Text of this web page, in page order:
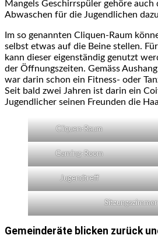
Mangels Geschirrspüler gehöre auch
Abwaschen für die Jugendlichen
Im so genannten Cliquen-Raum
selbst etwas auf die Beine stellen.
kann dieser eigenständig genutzt
der Öffnungszeiten. Gemäss
war darin schon ein Fitness- oder
Seit bald zwei Jahren ist darin ein
Jugendlicher seinen Freunden die
Cliquen-Raum
Gaming-Room
Jugendtreff
Sitzungszimmer
Gemeinderäte blicken zurück